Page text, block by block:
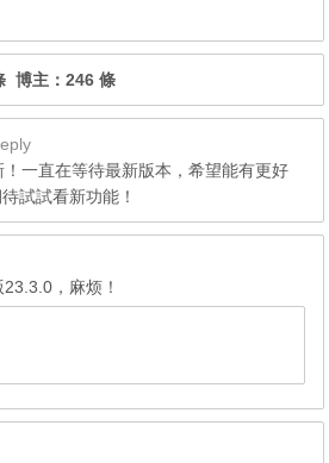
博主：246 條
一直在等待最新版本，希望能有更好
試試看新功能！
，麻烦！